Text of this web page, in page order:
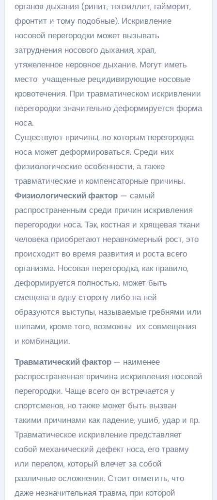
органов дыхания (ринит, тонзиллит, гайморит,
фронтит и тому подобные). Искривление
носовой перегородки может вызывать
затруднения носового дыхания, храп,
утяжеленное неровное дыхание. Могут иметь
место учащенные рецидивирующие носовые
кровотечения. При травматическом искривлении
перегородки значительно деформируется форма
носа.
Существуют причины, по которым перегородка
носа может деформироваться. Среди них
физиологические особенности, а также
травматические и компенсаторные причины.
Физиологический фактор— самый
распространенным среди причин искривления
перегородки носа. Так, костная и хрящевая ткани
человека приобретают неравномерный рост, это
происходит во время развития и роста всего
организма. Носовая перегородка, как правило,
деформируется полностью, может быть
смещена в одну сторону либо на ней
образуются выступы, называемые гребнями или
шипами, кроме того, возможны их совмещения
и комбинации.
Травматический фактор — наименее
распространенная причина искривления носовой
перегородки. Чаще всего он встречается у
спортсменов, но также может быть вызван
такими причинами как падение, ушиб, удар и пр.
Травматическое искривление представляет
собой механический дефект носа, его травму
или перелом, который влечет за собой
различные осложнения. Стоит отметить, что
даже незначительная травма, при которой